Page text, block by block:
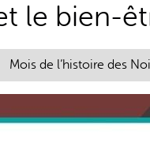
le bien-
Mois de l’histoire des